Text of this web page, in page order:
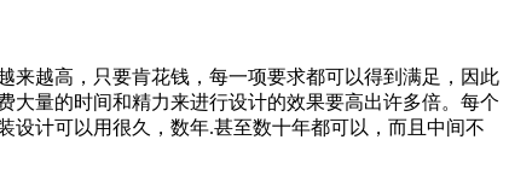
来越高，只要肯花钱，每一项要求都可以得到满足，因此
大量的时间和精力来进行设计的效果要高出许多倍。每个
计可以用很久，数年.甚至数十年都可以，而且中间不